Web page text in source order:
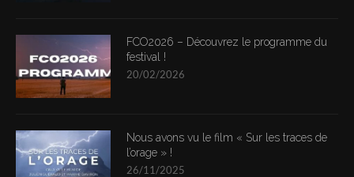
FCO2026 – Découvrez le programme du
festival !
20/02/2026
Nous avons vu le film « Sur les traces de
l’orage » !
26/11/2025